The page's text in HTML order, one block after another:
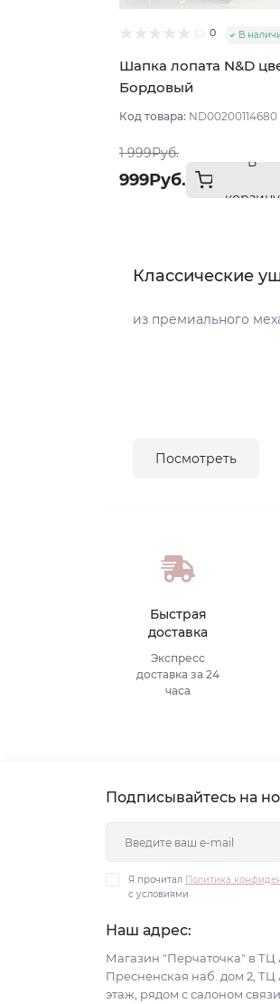
0 В
Шапка лопата N&D
Бордовый
Код товара: ND00200114680
1 999Руб.
999Руб.
В
корзину
Классические
из премиального
Посмотреть
Быстрая
доставка
Экспресс
доставка за 24
часа
Подписывайтесь на
Я прочитал Политика
с условиями
Наш адрес:
Магазин "Перчаточка" в
Пресненская наб. дом 2,
этаж, рядом с салоном